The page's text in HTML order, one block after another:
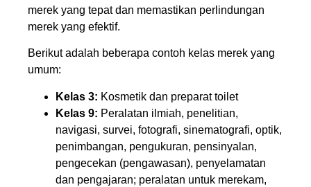
merek yang tepat dan memastikan perlindungan
merek yang efektif.
Berikut adalah beberapa contoh kelas merek yang
umum:
Kelas 3: Kosmetik dan preparat toilet
Kelas 9: Peralatan ilmiah, penelitian,
navigasi, survei, fotografi, sinematografi, optik,
penimbangan, pengukuran, pensinyalan,
pengecekan (pengawasan), penyelamatan
dan pengajaran; peralatan untuk merekam,